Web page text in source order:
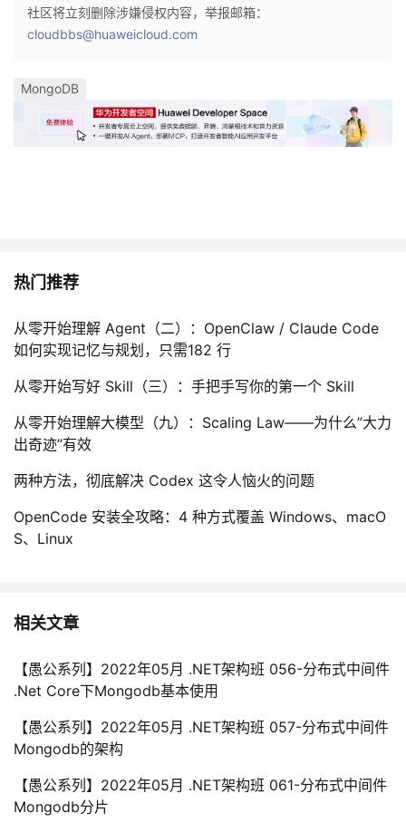
社区将立刻删除涉嫌侵权内容，举报邮箱：
cloudbbs@huaweicloud.com
MongoDB
热门推荐
从零开始理解 Agent（二）：OpenClaw / Claude Code
如何实现记忆与规划，只需182 行
从零开始写好 Skill（三）：手把手写你的第一个 Skill
从零开始理解大模型（九）：Scaling Law——为什么”大力
出奇迹”有效
两种方法，彻底解决 Codex 这令人恼火的问题
OpenCode 安装全攻略：4 种方式覆盖 Windows、macO
S、Linux
相关文章
【愚公系列】2022年05月 .NET架构班 056-分布式中间件
.Net Core下Mongodb基本使用
【愚公系列】2022年05月 .NET架构班 057-分布式中间件
Mongodb的架构
【愚公系列】2022年05月 .NET架构班 061-分布式中间件
Mongodb分片